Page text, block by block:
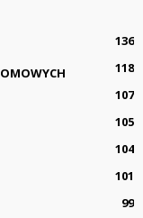
136
118
107
105
104
101
99